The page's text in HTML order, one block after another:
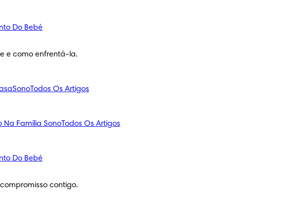
Do Bebé
e como enfrentá-la.
SonoTodos Os Artigos
Na Família SonoTodos Os Artigos
Do Bebé
contigo.